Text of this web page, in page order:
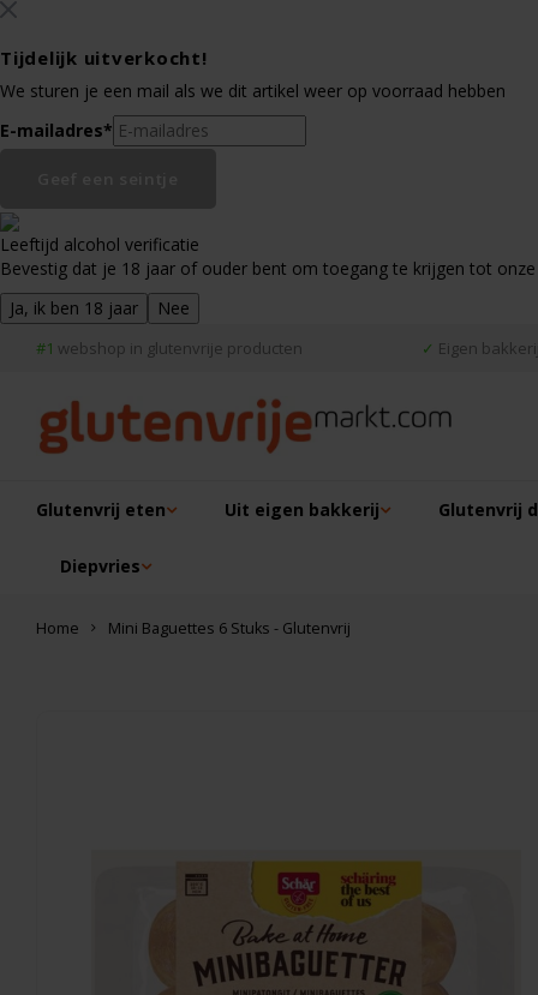
Tijdelijk uitverkocht!
We sturen je een mail als we dit artikel weer op voorraad hebben
E-mailadres*
Leeftijd alcohol verificatie
Bevestig dat je 18 jaar of ouder bent om toegang te krijgen tot onze
Ja, ik ben 18 jaar
Nee
#1 webshop in glutenvrije producten ✓ Eigen
Glutenvrij eten Uit eigen bakkerij Glutenvrij
Diepvries
Home Mini Baguettes 6 Stuks - Glutenvrij